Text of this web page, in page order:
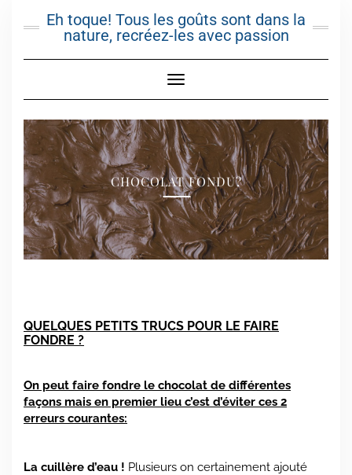
Eh toque! Tous les goûts sont dans la
nature, recréez-les avec passion
Toggle Navigation
CHOCOLAT FONDU?
QUELQUES PETITS TRUCS POUR LE FAIRE
FONDRE ?
On peut faire fondre le chocolat de différentes
façons mais en premier lieu c’est d’éviter ces 2
erreurs courantes:
La cuillère d’eau ! Plusieurs on certainement ajouté